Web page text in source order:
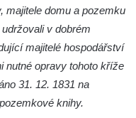
a
majitele domu a pozemku
v dobrém
majitelé hospodářství
nutné opravy tohoto kříže
31. 12. 1831 na
knihy.